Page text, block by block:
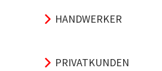
HANDWERKER
PRIVATKUNDEN